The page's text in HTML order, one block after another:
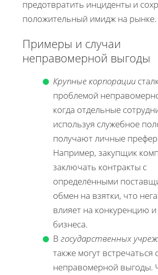
предотвратить инциденты и
положительный имидж на рынке.
Примеры и случаи
неправомерной выгоды
Крупные корпорации
проблемой
когда отдельные
используя служебное
получают личные
Например, закупщик
заключать контракты с
определёнными
обмен на взятки, что
влияет на конкуренцию
бизнеса.
В государственных
также могут встречаться
неправомерной выгоды.